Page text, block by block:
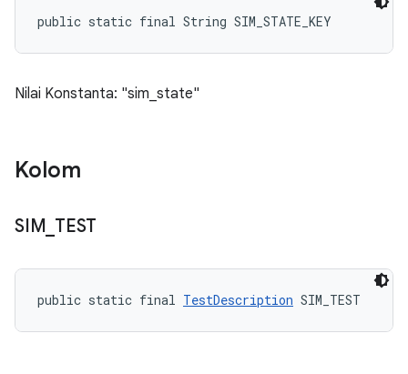
public static final String SIM_STATE_KEY
Nilai Konstanta: "sim_state"
Kolom
SIM TEST
public static final TestDescription SIM_TEST